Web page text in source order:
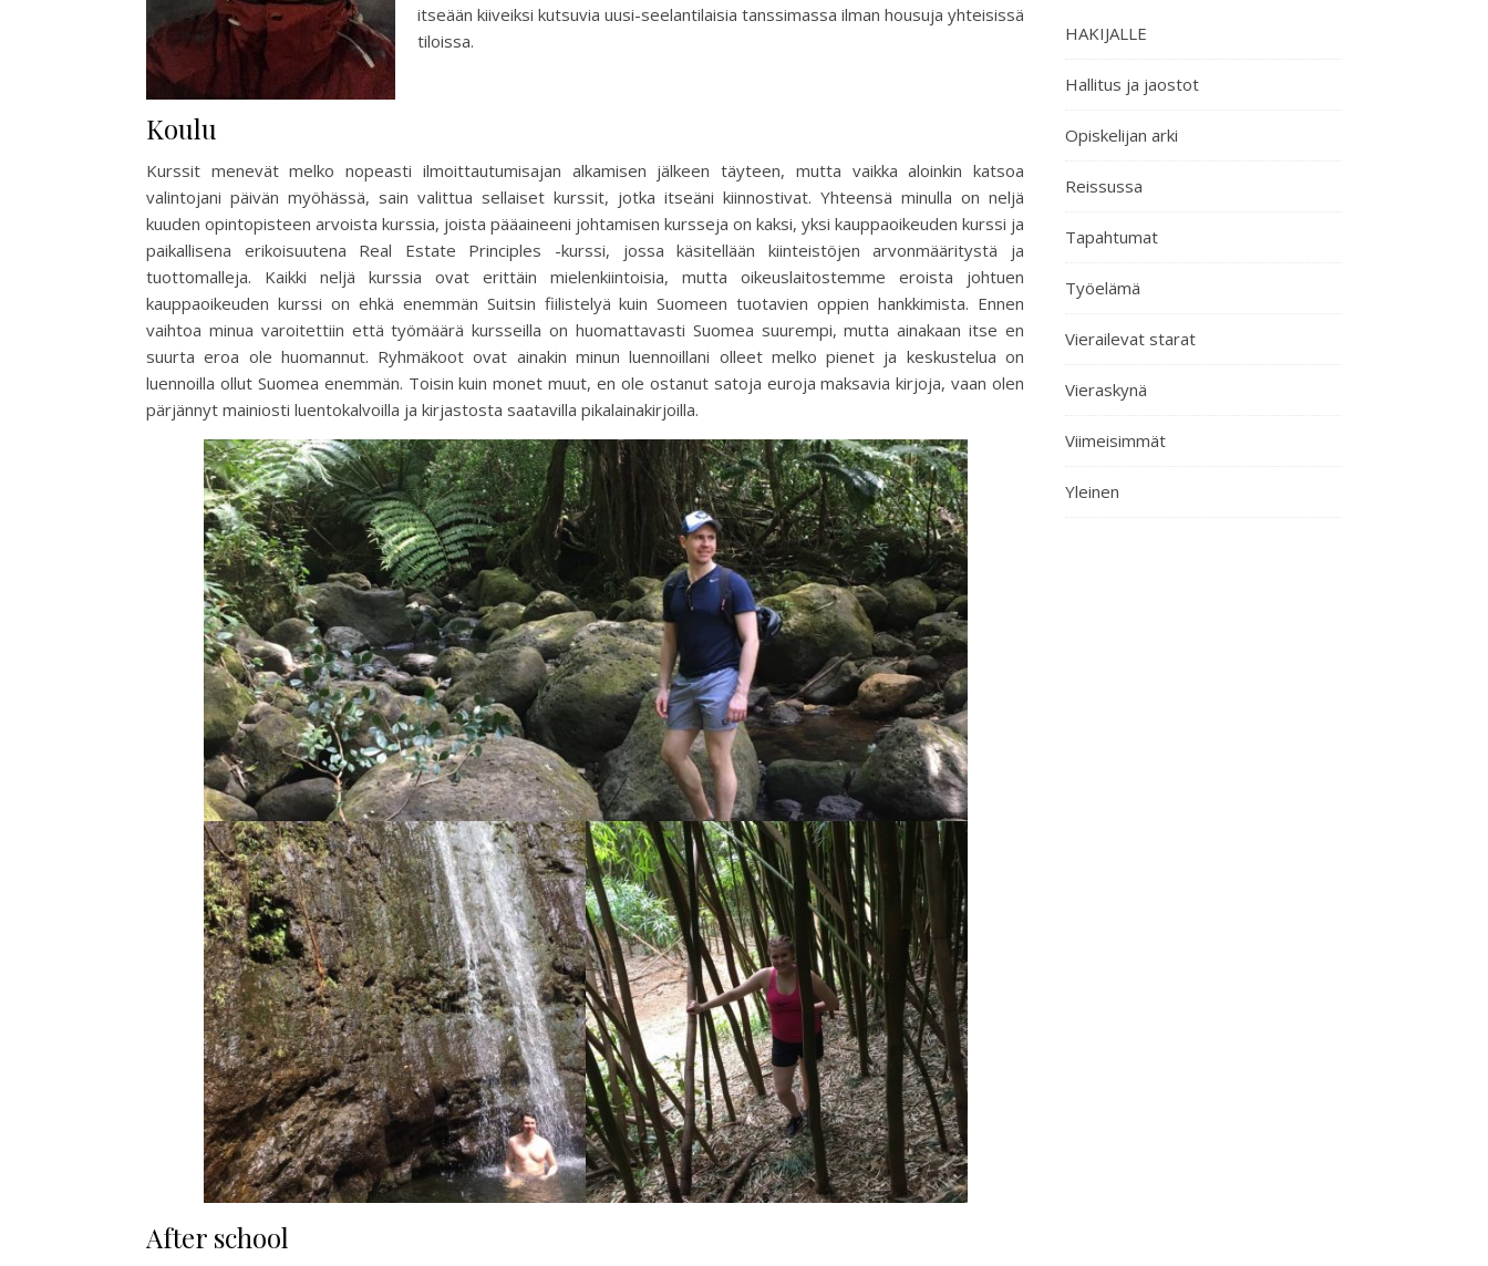
itseään kiiveiksi kutsuvia uusi-seelantilaisia tanssimassa ilman housuja yhteisissä
tiloissa.
Koulu
Kurssit menevät melko nopeasti ilmoittautumisajan alkamisen jälkeen täyteen, mutta vaikka aloinkin katsoa
valintojani päivän myöhässä, sain valittua sellaiset kurssit, jotka itseäni kiinnostivat. Yhteensä minulla on neljä
kuuden opintopisteen arvoista kurssia, joista pääaineeni johtamisen kursseja on kaksi, yksi kauppaoikeuden kurssi ja
paikallisena erikoisuutena Real Estate Principles -kurssi, jossa käsitellään kiinteistöjen arvonmääritystä ja
tuottomalleja. Kaikki neljä kurssia ovat erittäin mielenkiintoisia, mutta oikeuslaitostemme eroista johtuen
kauppaoikeuden kurssi on ehkä enemmän Suitsin fiilistelyä kuin Suomeen tuotavien oppien hankkimista. Ennen
vaihtoa minua varoitettiin että työmäärä kursseilla on huomattavasti Suomea suurempi, mutta ainakaan itse en
suurta eroa ole huomannut. Ryhmäkoot ovat ainakin minun luennoillani olleet melko pienet ja keskustelua on
luennoilla ollut Suomea enemmän. Toisin kuin monet muut, en ole ostanut satoja euroja maksavia kirjoja, vaan olen
pärjännyt mainiosti luentokalvoilla ja kirjastosta saatavilla pikalainakirjoilla.
After school
HAKIJALLE
Hallitus ja jaostot
Opiskelijan arki
Reissussa
Tapahtumat
Työelämä
Vierailevat starat
Vieraskynä
Viimeisimmät
Yleinen